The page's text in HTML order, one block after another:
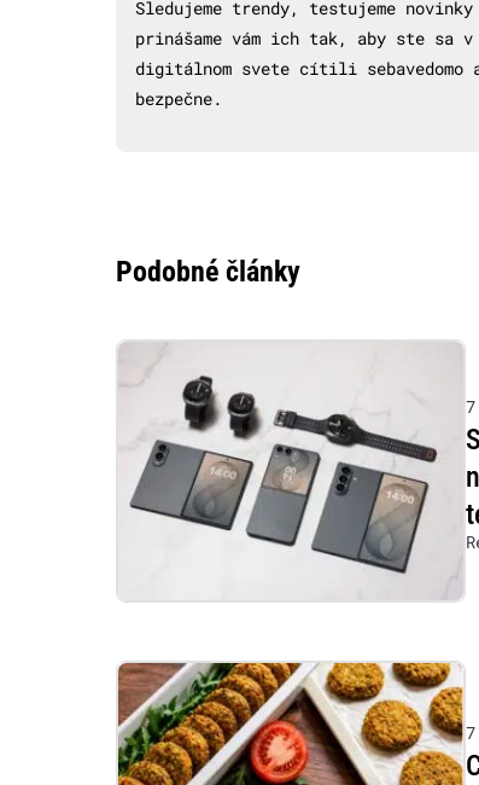
Sledujeme trendy, testujeme novinky
prinášame vám ich tak, aby ste sa v
digitálnom svete cítili sebavedomo
bezpečne.
Podobné články